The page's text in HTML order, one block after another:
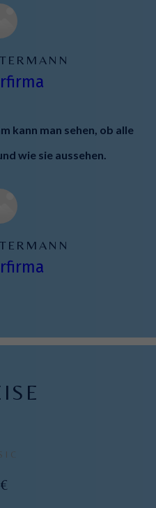
kann man sehen, ob alle
wie sie aussehen.